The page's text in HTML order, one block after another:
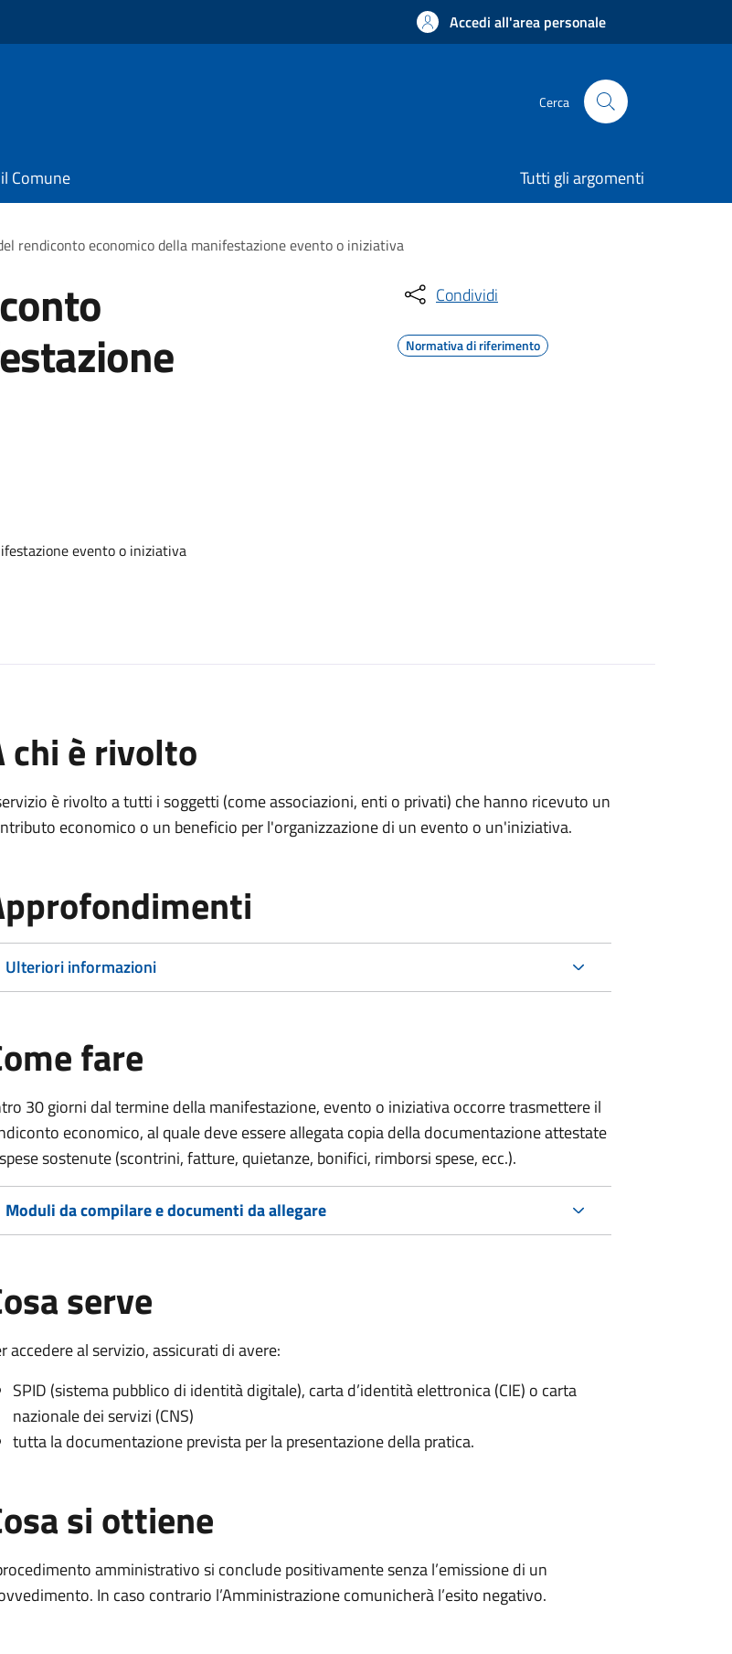
Accedi all'area personale
Cerca
Comune Tutti gli argomenti
rendiconto economico della manifestazione evento o iniziativa
evento o iniziativa
Condividi
Normativa di riferimento
chi è rivolto
è rivolto a tutti i soggetti (come associazioni, enti o privati) che hanno ricevuto un
economico o un beneficio per l'organizzazione di un evento o un'iniziativa.
Ulteriori informazioni
fare
30 giorni dal termine della manifestazione, evento o iniziativa occorre trasmettere il
economico, al quale deve essere allegata copia della documentazione attestate
sostenute (scontrini, fatture, quietanze, bonifici, rimborsi spese, ecc.).
Moduli da compilare e documenti da allegare
serve
accedere al servizio, assicurati di avere:
SPID (sistema pubblico di identità digitale), carta d’identità elettronica (CIE) o carta
nazionale dei servizi (CNS)
tutta la documentazione prevista per la presentazione della pratica.
si ottiene
amministrativo si conclude positivamente senza l’emissione di un
In caso contrario l’Amministrazione comunicherà l’esito negativo.